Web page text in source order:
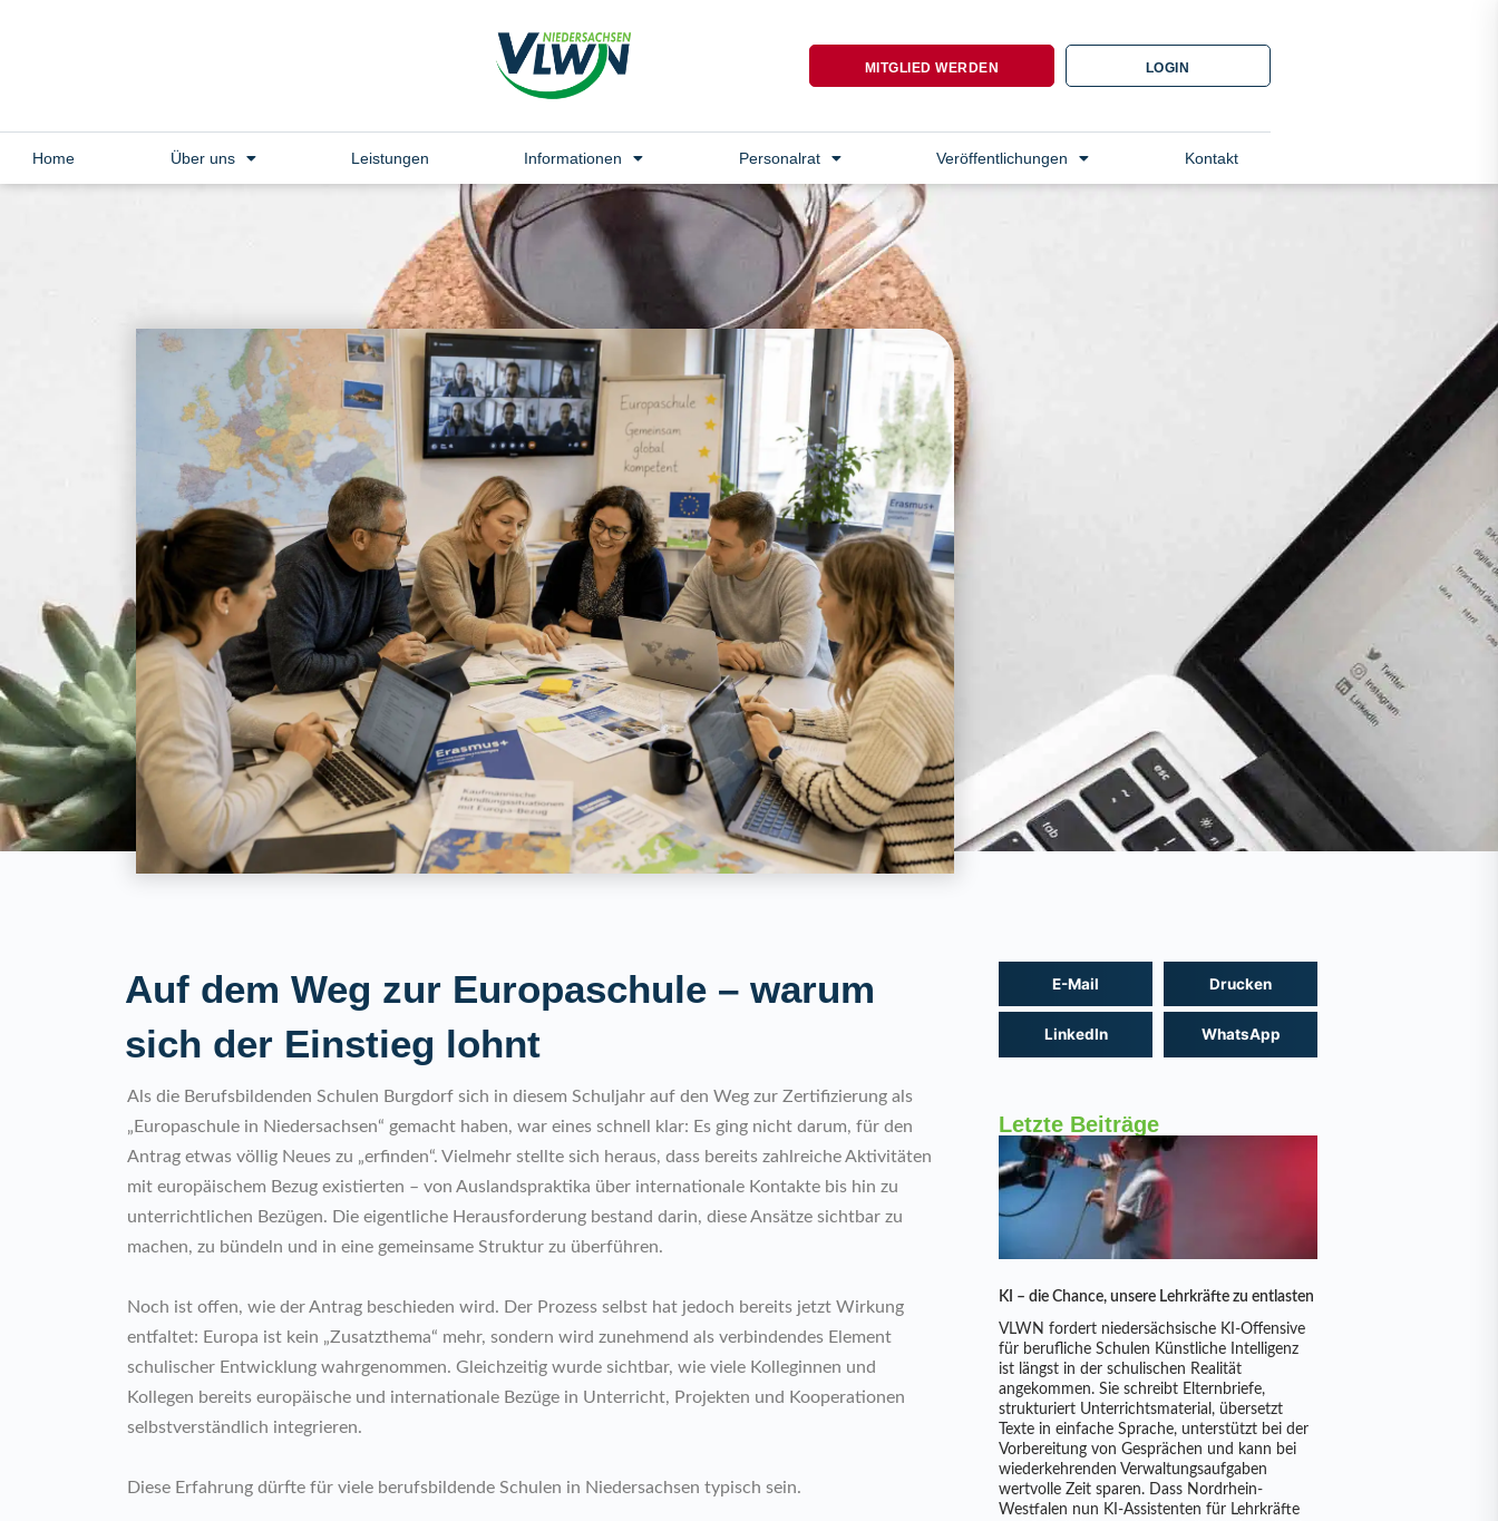
MITGLIED WERDEN LOGIN
Home Über uns Leistungen Informationen Personalrat Veröffentlichungen Kontakt
Auf dem Weg zur Europaschule – warum
sich der Einstieg lohnt
Als die Berufsbildenden Schulen Burgdorf sich in diesem Schuljahr auf den Weg zur Zertifizierung als
„Europaschule in Niedersachsen“ gemacht haben, war eines schnell klar: Es ging nicht darum, für den
Antrag etwas völlig Neues zu „erfinden“. Vielmehr stellte sich heraus, dass bereits zahlreiche Aktivitäten
mit europäischem Bezug existierten – von Auslandspraktika über internationale Kontakte bis hin zu
unterrichtlichen Bezügen. Die eigentliche Herausforderung bestand darin, diese Ansätze sichtbar zu
machen, zu bündeln und in eine gemeinsame Struktur zu überführen.
Noch ist offen, wie der Antrag beschieden wird. Der Prozess selbst hat jedoch bereits jetzt Wirkung
entfaltet: Europa ist kein „Zusatzthema“ mehr, sondern wird zunehmend als verbindendes Element
schulischer Entwicklung wahrgenommen. Gleichzeitig wurde sichtbar, wie viele Kolleginnen und
Kollegen bereits europäische und internationale Bezüge in Unterricht, Projekten und Kooperationen
selbstverständlich integrieren.
Diese Erfahrung dürfte für viele berufsbildende Schulen in Niedersachsen typisch sein.
E-Mail Drucken
LinkedIn WhatsApp
Letzte Beiträge
KI – die Chance, unsere Lehrkräfte zu entlasten
VLWN fordert niedersächsische KI-Offensive
für berufliche Schulen Künstliche Intelligenz
ist längst in der schulischen Realität
angekommen. Sie schreibt Elternbriefe,
strukturiert Unterrichtsmaterial, übersetzt
Texte in einfache Sprache, unterstützt bei der
Vorbereitung von Gesprächen und kann bei
wiederkehrenden Verwaltungsaufgaben
wertvolle Zeit sparen. Dass Nordrhein-
Westfalen nun KI-Assistenten für Lehrkräfte